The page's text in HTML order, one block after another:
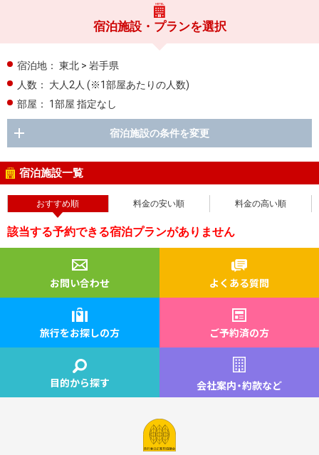
宿泊施設・プランを選択
宿泊地： 東北 > 岩手県
人数：
大人2人 (※1部屋あたりの人数)
部屋：
1部屋 指定なし
宿泊施設の条件を変更
宿泊施設一覧
おすすめ順 料金の安い順 料金の高い順
該当する予約できる宿泊プランがありません
お問い合わせ よくある質問
旅行をお探しの方 ご予約済の方
目的から探す 会社案内・約款など